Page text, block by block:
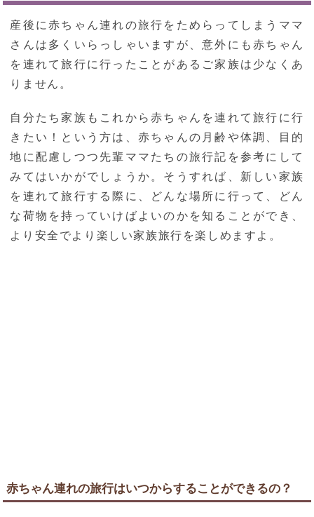
産後に赤ちゃん連れの旅行をためらってしまうママ
さんは多くいらっしゃいますが、意外にも赤ちゃん
を連れて旅行に行ったことがあるご家族は少なくあ
りません。
自分たち家族もこれから赤ちゃんを連れて旅行に行
きたい！という方は、赤ちゃんの月齢や体調、目的
地に配慮しつつ先輩ママたちの旅行記を参考にして
みてはいかがでしょうか。そうすれば、新しい家族
を連れて旅行する際に、どんな場所に行って、どん
な荷物を持っていけばよいのかを知ることができ、
より安全でより楽しい家族旅行を楽しめますよ。
赤ちゃん連れの旅行はいつからすることができるの？